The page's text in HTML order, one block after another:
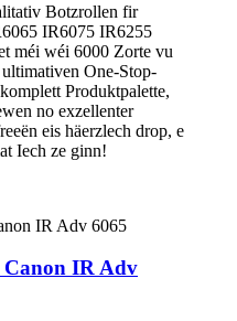
Botzrollen fir
IR6075 IR6255
méi wéi 6000 Zorte vu
One-Stop-
Produktpalette,
no exzellenter
eis häerzlech drop, e
Iech ze ginn!
IR Adv